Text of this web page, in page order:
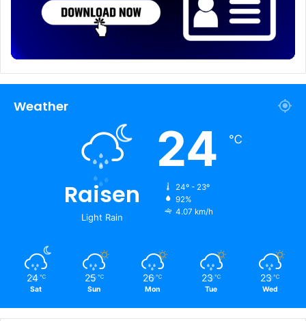
Weather
Raisen
Light Rain
24 ℃
24º - 23º
92%
4.07 km/h
24 ℃
Sat
25 ℃
Sun
26 ℃
Mon
23 ℃
Tue
23 ℃
Wed